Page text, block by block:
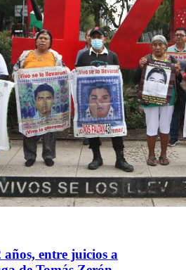
entre juicios a